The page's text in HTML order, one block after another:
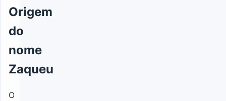
Origem
do
nome
Zaqueu
O